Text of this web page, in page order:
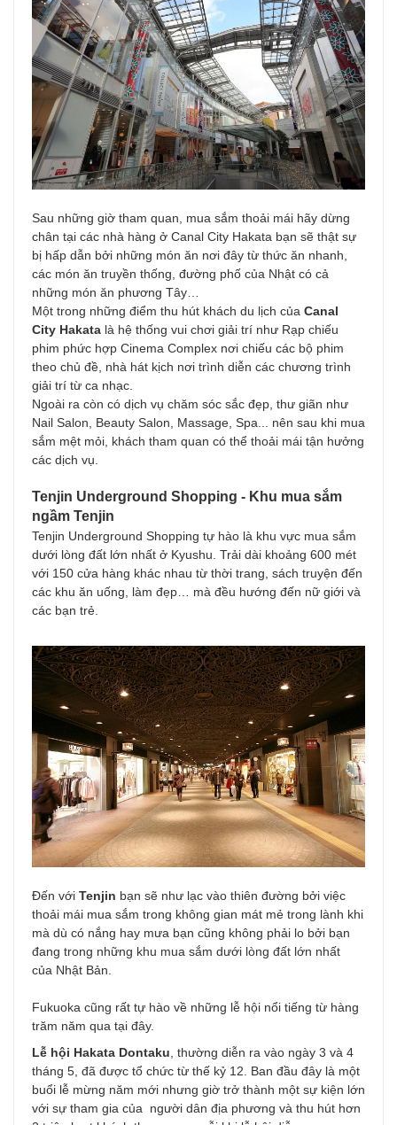
Sau những giờ tham quan, mua sắm thoải mái hãy dừng
chân tại các nhà hàng ở Canal City Hakata bạn sẽ thật sự
bị hấp dẫn bởi những món ăn nơi đây từ thức ăn nhanh,
các món ăn truyền thống, đường phố của Nhật có cả
những món ăn phương Tây…
Một trong những điểm thu hút khách du lịch của Canal
City Hakata là hệ thống vui chơi giải trí như Rạp chiếu
phim phức hợp Cinema Complex nơi chiếu các bộ phim
theo chủ đề, nhà hát kịch nơi trình diễn các chương trình
giải trí từ ca nhạc.
Ngoài ra còn có dịch vụ chăm sóc sắc đẹp, thư giãn như
Nail Salon, Beauty Salon, Massage, Spa... nên sau khi mua
sắm mệt mỏi, khách tham quan có thể thoải mái tận hưởng
các dịch vụ.
Tenjin Underground Shopping - Khu mua sắm
ngầm Tenjin
Tenjin Underground Shopping tự hào là khu vực mua sắm
dưới lòng đất lớn nhất ở Kyushu. Trải dài khoảng 600 mét
với 150 cửa hàng khác nhau từ thời trang, sách truyện đến
các khu ăn uống, làm đẹp… mà đều hướng đến nữ giới và
các bạn trẻ.
Đến với Tenjin bạn sẽ như lạc vào thiên đường bởi việc
thoải mái mua sắm trong không gian mát mẻ trong lành khi
mà dù có nắng hay mưa bạn cũng không phải lo bởi bạn
đang trong những khu mua sắm dưới lòng đất lớn nhất
của Nhật Bản.
Fukuoka cũng rất tự hào về những lễ hội nổi tiếng từ hàng
trăm năm qua tại đây.
Lễ hội Hakata Dontaku , thường diễn ra vào ngày 3 và 4
tháng 5, đã được tổ chức từ thế kỷ 12. Ban đầu đây là một
buổi lễ mừng năm mới nhưng giờ trở thành một sự kiện lớn
với sự tham gia của người dân địa phương và thu hút hơn